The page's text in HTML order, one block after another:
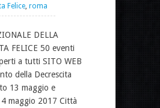
Felice roma
DELLA
FELICE 50 eventi
a tutti SITO WEB
della Decrescita
13 maggio e
maggio 2017 Città